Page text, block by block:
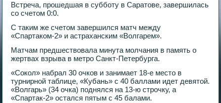
Встреча, прошедшая в субботу в Саратове, завершилась
со счетом 0:0.
С таким же счетом завершился матч между
«Спартаком-2» и астраханским «Волгарем».
Матчам предшествовала минута молчания в память о
жертвах взрыва в метро Санкт-Петербурга.
«Сокол» набрал 30 очков и занимает 18-е место в
турнирной таблице, «Кубань» с 40 баллами идет девятой.
«Волгарь» (34 очка) поднялся на 13-ю строчку, а
«Спартак-2» остался пятым с 45 балами.